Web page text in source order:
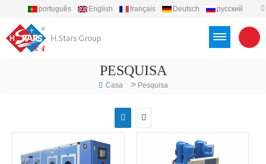
português English français Deutsch
русский
PESQUISA
Casa > Pesquisa